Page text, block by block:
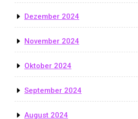
Dezember 2024
November 2024
Oktober 2024
September 2024
August 2024